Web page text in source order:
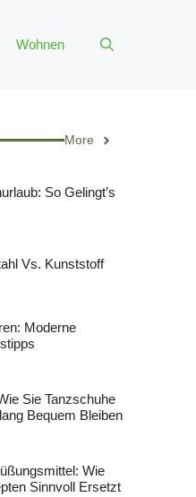
Wohnen
More
So Gelingt’s
Vs. Kunststoff
Moderne
Sie Tanzschuhe
Bequem Bleiben
Wie
Sinnvoll Ersetzt